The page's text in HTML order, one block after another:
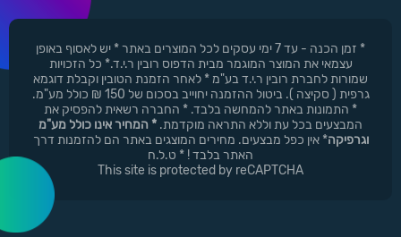
* זמן הכנה - עד 7 ימי עסקים לכל המוצרים באתר * יש לאסוף באופן
עצמאי את המוצר המוגמר מבית הדפוס רובין ר.י.ד.* כל הזכויות
שמורות לחברת רובין ר.י.ד בע"מ * לאחר הזמנת הטובין וקבלת דוגמא
גרפית ( סקיצה ). ביטול ההזמנה יחוייב בסכום של 150 ₪ כולל מע"מ.
* התמונות באתר להמחשה בלבד. * החברה רשאית להפסיק את
המבצעים בכל עת וללא התראה מוקדמת. * המחיר אינו כולל מע"מ
וגרפיקה* אין כפל מבצעים. מחירים המוצגים באתר הם להזמנות דרך
האתר בלבד ! * ט.ל.ח
This site is protected by reCAPTCHA